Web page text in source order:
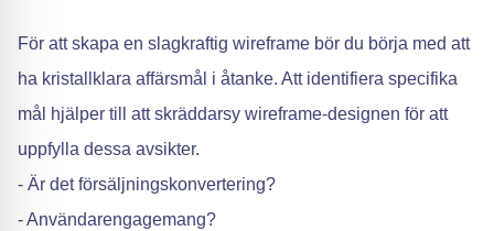
För att skapa en slagkraftig wireframe bör du börja med att
ha kristallklara affärsmål i åtanke. Att identifiera specifika
mål hjälper till att skräddarsy wireframe-designen för att
uppfylla dessa avsikter.
- Är det försäljningskonvertering?
- Användarengagemang?